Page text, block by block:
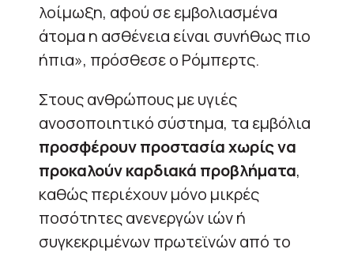
λοίμωξη, αφού σε εμβολιασμένα
άτομα η ασθένεια είναι συνήθως πιο
ήπια», πρόσθεσε ο Ρόμπερτς.
Στους ανθρώπους με υγιές
ανοσοποιητικό σύστημα, τα εμβόλια
προσφέρουν προστασία χωρίς να
προκαλούν καρδιακά προβλήματα,
καθώς περιέχουν μόνο μικρές
ποσότητες ανενεργών ιών ή
συγκεκριμένων πρωτεϊνών από το